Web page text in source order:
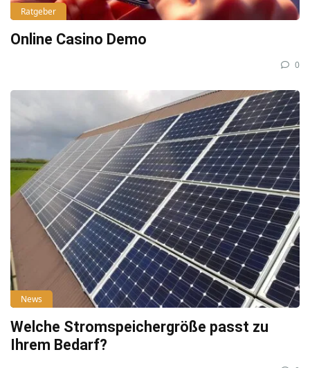
Ratgeber
Online Casino Demo
0
News
Welche Stromspeichergröße passt zu
Ihrem Bedarf?